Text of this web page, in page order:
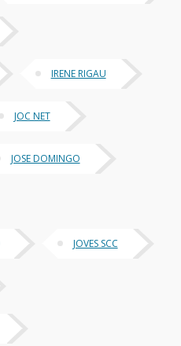
IRENE RIGAU
JOC NET
JOSE DOMINGO
JOVES SCC